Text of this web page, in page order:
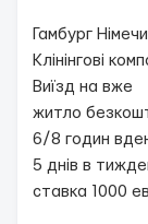
Гамбург
Клінінгові
Виїзд на вже
️житло
️6/8 годин
️5 днів в
️ставка 1000